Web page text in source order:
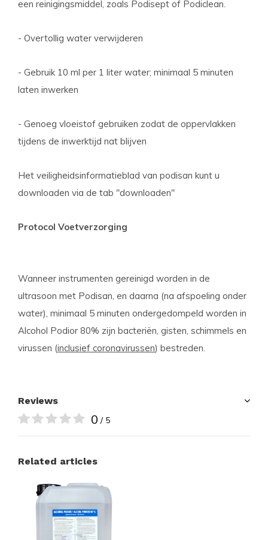
een reinigingsmiddel, zoals Podisept of Podiclean.
- Overtollig water verwijderen
- Gebruik 10 ml per 1 liter water; minimaal 5 minuten
laten inwerken
- Genoeg vloeistof gebruiken zodat de oppervlakken
tijdens de inwerktijd nat blijven
Het veiligheidsinformatieblad van podisan kunt u
downloaden via de tab "downloaden"
Protocol Voetverzorging
Wanneer instrumenten gereinigd worden in de
ultrasoon met Podisan, en daarna (na afspoeling onder
water), minimaal 5 minuten ondergedompeld worden in
Alcohol Podior 80% zijn bacteriën, gisten, schimmels en
virussen (inclusief coronavirussen) bestreden.
Reviews
0 / 5
Related articles